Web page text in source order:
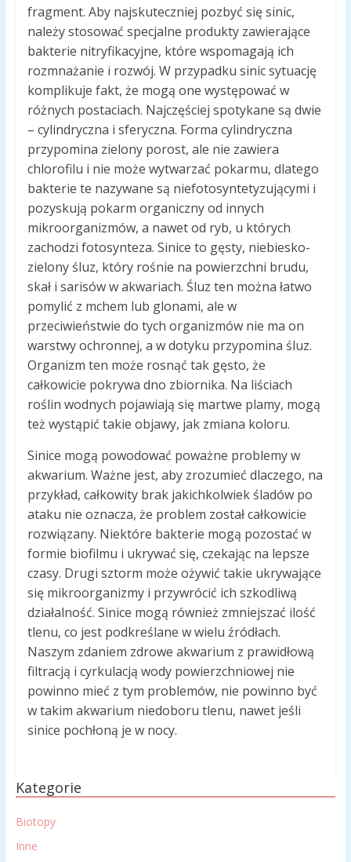
fragment. Aby najskuteczniej pozbyć się sinic,
należy stosować specjalne produkty zawierające
bakterie nitryfikacyjne, które wspomagają ich
rozmnażanie i rozwój. W przypadku sinic sytuację
komplikuje fakt, że mogą one występować w
różnych postaciach. Najczęściej spotykane są dwie
– cylindryczna i sferyczna. Forma cylindryczna
przypomina zielony porost, ale nie zawiera
chlorofilu i nie może wytwarzać pokarmu, dlatego
bakterie te nazywane są niefotosyntetyzującymi i
pozyskują pokarm organiczny od innych
mikroorganizmów, a nawet od ryb, u których
zachodzi fotosynteza. Sinice to gęsty, niebiesko-
zielony śluz, który rośnie na powierzchni brudu,
skał i sarisów w akwariach. Śluz ten można łatwo
pomylić z mchem lub glonami, ale w
przeciwieństwie do tych organizmów nie ma on
warstwy ochronnej, a w dotyku przypomina śluz.
Organizm ten może rosnąć tak gęsto, że
całkowicie pokrywa dno zbiornika. Na liściach
roślin wodnych pojawiają się martwe plamy, mogą
też wystąpić takie objawy, jak zmiana koloru.
Sinice mogą powodować poważne problemy w
akwarium. Ważne jest, aby zrozumieć dlaczego, na
przykład, całkowity brak jakichkolwiek śladów po
ataku nie oznacza, że problem został całkowicie
rozwiązany. Niektóre bakterie mogą pozostać w
formie biofilmu i ukrywać się, czekając na lepsze
czasy. Drugi sztorm może ożywić takie ukrywające
się mikroorganizmy i przywrócić ich szkodliwą
działalność. Sinice mogą również zmniejszać ilość
tlenu, co jest podkreślane w wielu źródłach.
Naszym zdaniem zdrowe akwarium z prawidłową
filtracją i cyrkulacją wody powierzchniowej nie
powinno mieć z tym problemów, nie powinno być
w takim akwarium niedoboru tlenu, nawet jeśli
sinice pochłoną je w nocy.
Kategorie
Biotopy
Inne